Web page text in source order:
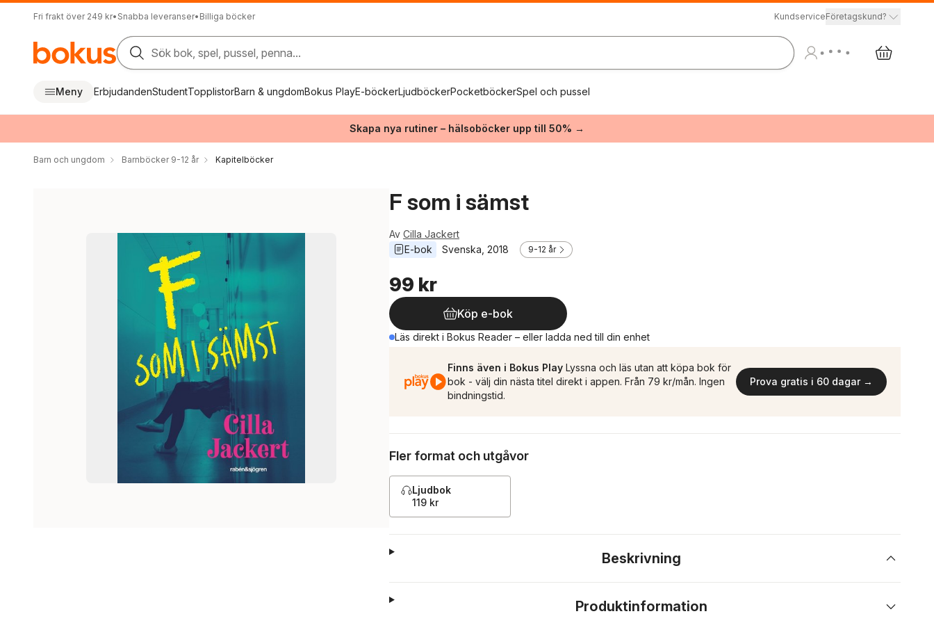
Fri frakt över 249 kr• Snabba leveranser• Billiga böcker KundserviceFöretagskund?
Sök bok, spel, pussel, penna...
Meny ErbjudandenStudentTopplistorBarn & ungdomBokus PlayE-böckerLjudböckerPocketböckerSpel och pussel
Skapa nya rutiner – hälsoböcker upp till 50% →
Barn och ungdom Barnböcker 9-12 år Kapitelböcker
F som i sämst
Av Cilla Jackert
E-bok
Svenska 2018 9-12 år
99 kr
Köp e-bok
Läs direkt i Bokus Reader – eller ladda ned till din enhet
Finns även i Bokus Play Lyssna och läs utan att köpa bok för
bok - välj din nästa titel direkt i appen. Från 79 kr/mån. Ingen
bindningstid.
Prova gratis i 60 dagar →
Fler format och utgåvor
Ljudbok
119 kr
Beskrivning
Produktinformation